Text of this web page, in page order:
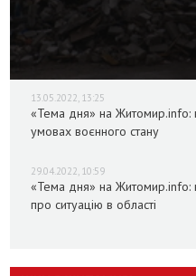
13.05.2022, 13:25
«Тема дня» на Житомир.info:
умовах воєнного стану
29.04.2022, 10:59
«Тема дня» на Житомир.info:
про ситуацію в області